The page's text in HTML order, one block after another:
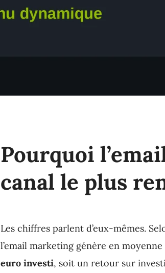
Pourquoi
canal le plus
Les chiffres parlent d’eux-mêmes.
l’email marketing génère en moyenne
euro investi, soit un retour sur